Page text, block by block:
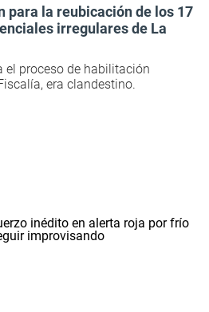
para la reubicación de los 17
irregulares de La
el proceso de habilitación
era clandestino.